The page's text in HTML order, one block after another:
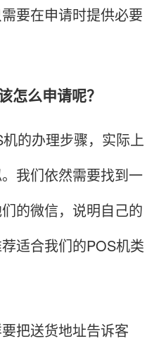
要在申请时提供必要
怎么申请呢？
的办理步骤，实际上
我们依然需要找到一
的微信，说明自己的
适合我们的POS机类
把送货地址告诉客